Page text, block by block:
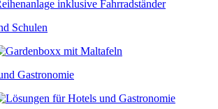
Schulen
Gastronomie